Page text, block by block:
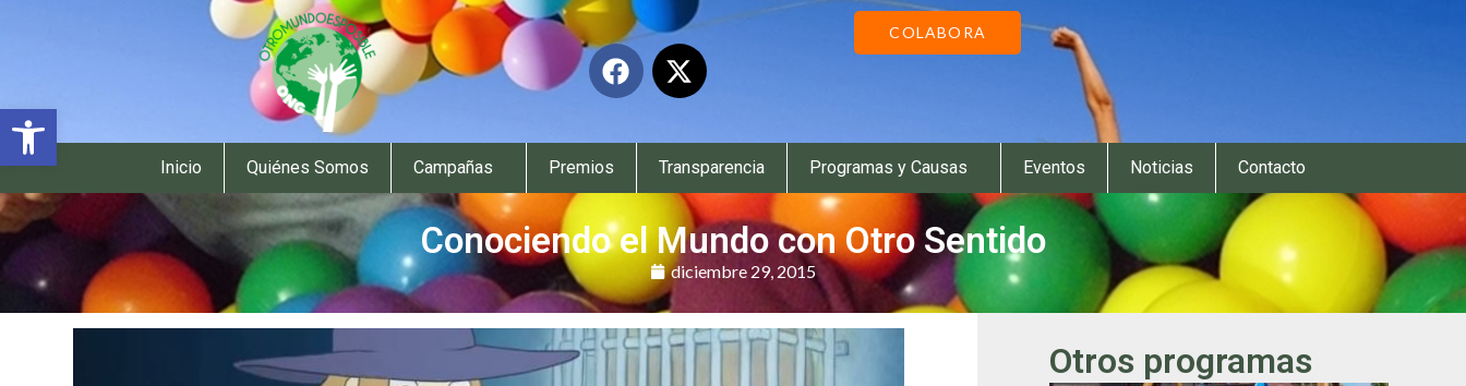
Abrir barra de herramientas
COLABORA
Inicio Quiénes Somos Campañas Premios Transparencia Programas y Causas Eventos Noticias Contacto
Conociendo el Mundo con Otro Sentido
diciembre 29, 2015
Otros programas